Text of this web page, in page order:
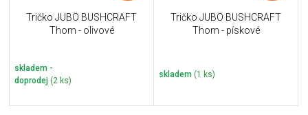
Tričko JUBÖ BUSHCRAFT
Thom - olivové
skladem -
doprodej (2 ks)
Tričko JUBÖ BUSHCRAFT
Thom - pískové
skladem (1 ks)